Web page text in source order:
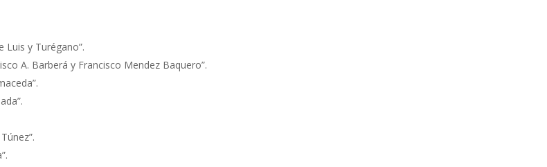
Luis y Turégano”.
A. Barberá y Francisco Mendez Baquero”.